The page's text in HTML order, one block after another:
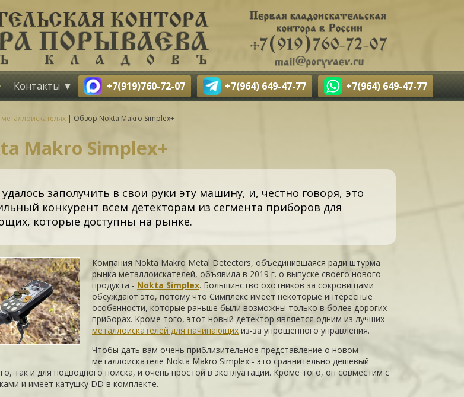
Контакты +7(919)760-72-07 +7(964) 649-47-77 +7(964) 649-47-77
| Обзор Nokta Makro Simplex+
Makro Simplex+
заполучить в свои руки эту машину, и, честно говоря, это
конкурент всем детекторам из сегмента приборов для
которые доступны на рынке.
Компания Nokta Makro Metal Detectors, объединившаяся ради штурма
рынка металлоискателей, объявила в 2019 г. о выпуске своего нового
продукта - Nokta Simplex. Большинство охотников за сокровищами
обсуждают это, потому что Симплекс имеет некоторые интересные
особенности, которые раньше были возможны только в более дорогих
приборах. Кроме того, этот новый детектор является одним из лучших
металлоискателей для начинающих из-за упрощенного управления.
Чтобы дать вам очень приблизительное представление о новом
металлоискателе Nokta Makro Simplex - это сравнительно дешевый
так и для подводного поиска, и очень простой в эксплуатации. Кроме того, он совместим с
и имеет катушку DD в комплекте.